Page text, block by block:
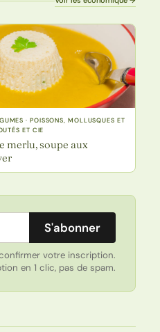
· POISSONS, MOLLUSQUES ET
ET CIE
merlu, soupe aux
S'abonner
votre inscription.
en 1 clic, pas de spam.